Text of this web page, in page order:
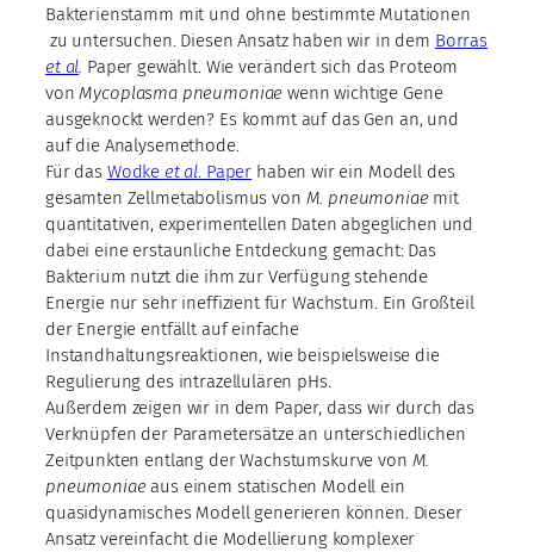
Bakterienstamm mit und ohne bestimmte Mutationen
zu untersuchen. Diesen Ansatz haben wir in dem Borras
et al. Paper gewählt. Wie verändert sich das Proteom
vonMycoplasma pneumoniae wenn wichtige Gene
ausgeknockt werden? Es kommt auf das Gen an, und
auf die Analysemethode.
Für das Wodke et al. Paper haben wir ein Modell des
gesamten Zellmetabolismus von M. pneumoniaemit
quantitativen, experimentellen Daten abgeglichen und
dabei eine erstaunliche Entdeckung gemacht: Das
Bakterium nutzt die ihm zur Verfügung stehende
Energie nur sehr ineffizient für Wachstum. Ein Großteil
der Energie entfällt auf einfache
Instandhaltungsreaktionen, wie beispielsweise die
Regulierung des intrazellulären pHs.
Außerdem zeigen wir in dem Paper, dass wir durch das
Verknüpfen der Parametersätze an unterschiedlichen
Zeitpunkten entlang der Wachstumskurve von M.
pneumoniaeaus einem statischen Modell ein
quasidynamisches Modell generieren können. Dieser
Ansatz vereinfacht die Modellierung komplexer